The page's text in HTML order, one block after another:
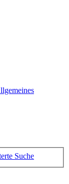
Suche